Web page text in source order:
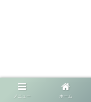
メニュー ホーム